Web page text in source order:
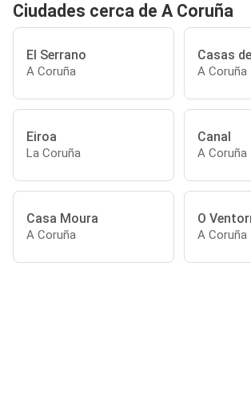
Ciudades cerca de A Coruña
El Serrano
A Coruña
Casas
A Coruña
Eiroa
La Coruña
Canal
A Coruña
Casa Moura
A Coruña
O
A Coruña